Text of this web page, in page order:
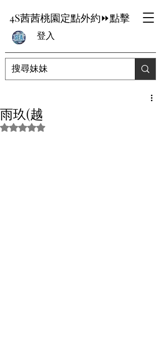
4S茜茜桃園定點外約⏩點擊
登入
雨玖(越
評等為 NaN（最高為 5 顆星）。